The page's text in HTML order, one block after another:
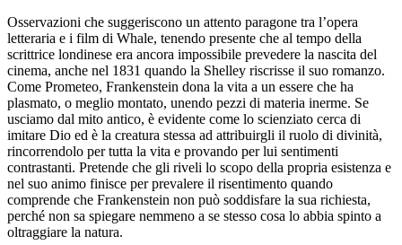
Osservazioni che suggeriscono un attento paragone tra l’opera
letteraria e i film di Whale, tenendo presente che al tempo della
scrittrice londinese era ancora impossibile prevedere la nascita del
cinema, anche nel 1831 quando la Shelley riscrisse il suo romanzo.
Come Prometeo, Frankenstein dona la vita a un essere che ha
plasmato, o meglio montato, unendo pezzi di materia inerme. Se
usciamo dal mito antico, è evidente come lo scienziato cerca di
imitare Dio ed è la creatura stessa ad attribuirgli il ruolo di divinità,
rincorrendolo per tutta la vita e provando per lui sentimenti
contrastanti. Pretende che gli riveli lo scopo della propria esistenza e
nel suo animo finisce per prevalere il risentimento quando
comprende che Frankenstein non può soddisfare la sua richiesta,
perché non sa spiegare nemmeno a se stesso cosa lo abbia spinto a
oltraggiare la natura.